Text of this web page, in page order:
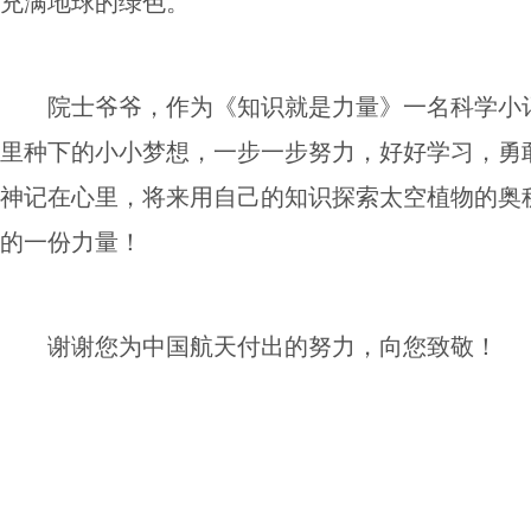
院士爷爷，作为《知识就是力量》一名科学
里种下的小小梦想，一步一步努力，好好学习，
神记在心里，将来用自己的知识探索太空植物的
的一份力量！
谢谢您为中国航天付出的努力，向您致敬！